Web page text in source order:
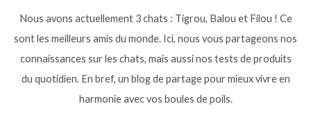
Nous avons actuellement 3 chats : Tigrou, Balou et Filou ! Ce
sont les meilleurs amis du monde. Ici, nous vous partageons nos
connaissances sur les chats, mais aussi nos tests de produits
du quotidien. En bref, un blog de partage pour mieux vivre en
harmonie avec vos boules de poils.